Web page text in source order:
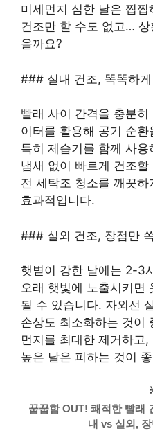
미세먼지 심한 날은 찝
건조만 할 수도 없고…
을까요?
### 실내 건조, 똑똑하
빨래 사이 간격을 충분
이터를 활용해 공기 순
특히 제습기를 함께 사
냄새 없이 빠르게 건조
전 세탁조 청소를 깨끗
효과적입니다.
### 실외 건조, 장점만
햇볕이 강한 날에는 2-3
오래 햇빛에 노출시키면
될 수 있습니다. 자외선
손상도 최소화하는 것이
먼지를 최대한 제거하고
높은 날은 피하는 것이
꿉꿉함 OUT! 쾌적한 빨래
내 vs 실외,